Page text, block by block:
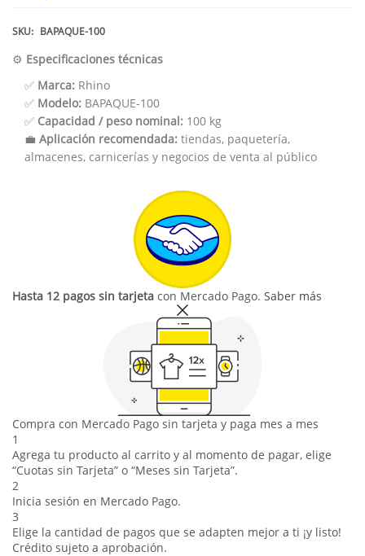
SKU: BAPAQUE-100
⚙️ Especificaciones técnicas
✅ Marca: Rhino
✅ Modelo: BAPAQUE-100
✅ Capacidad / peso nominal: 100 kg
💼 Aplicación recomendada: tiendas, paquetería,
almacenes, carnicerías y negocios de venta al público
Hasta 12 pagos sin tarjeta con Mercado Pago. Saber más
Compra con Mercado Pago sin tarjeta y paga mes a mes
1
Agrega tu producto al carrito y al momento de pagar, elige
“Cuotas sin Tarjeta” o “Meses sin Tarjeta”.
2
Inicia sesión en Mercado Pago.
3
Elige la cantidad de pagos que se adapten mejor a ti ¡y listo!
Crédito sujeto a aprobación.